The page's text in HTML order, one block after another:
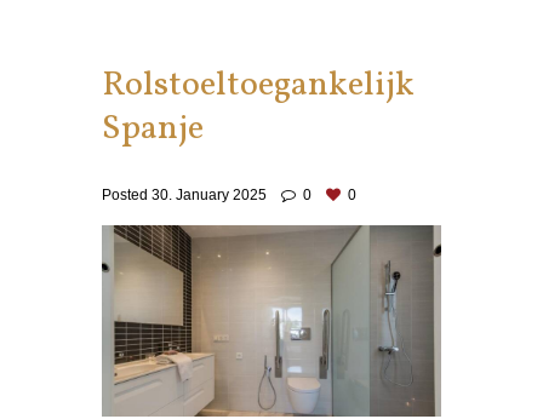
Rolstoeltoegankelijk
Spanje
Posted 30. January 2025 0 0